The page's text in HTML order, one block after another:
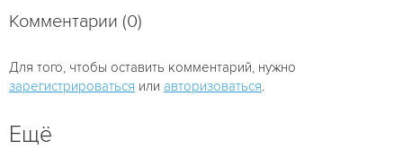
Комментарии (0)
Для того, чтобы оставить комментарий, нужно
зарегистрироваться или авторизоваться
Ещё